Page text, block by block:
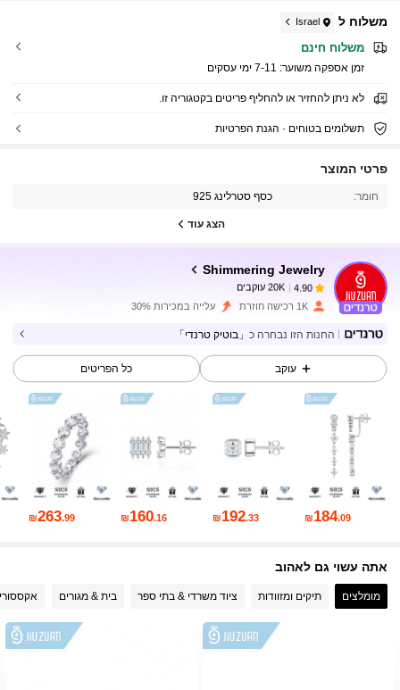
משלוח ל Israel
משלוח חינם
זמן אספקה ​​משוער: 7-11 ימי עסקים
לא ניתן להחזיר או להחליף פריטים בקטגוריה זו.
תשלומים בטוחים · הגנת הפרטיות
פרטי המוצר
חומר: כסף סטרלינג 925
הצג עוד
Shimmering Jewelry
4.90
20K עוקבים
h***9שילםלפני יום אחד
4.90
1K רכישה חוזרת עלייה במכירות 30%
החנות הזו נבחרה כ 「בוטיק טרנדי」
עוקב כל הפריטים
₪184.09
₪192.33
₪160.16
₪263.99
אתה עשוי גם לאהוב
מומלצים תיקים ומזוודות ציוד משרדי & בתי ספר בית & מגורים